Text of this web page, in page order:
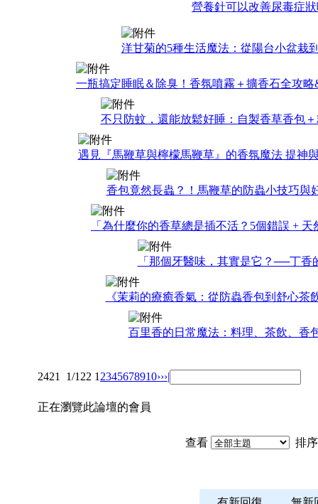
營養針可以改善尿毒症狀
洋甘菊的5種生活魔法：從陽台小盆栽
一瓶搞定睡眠＆除臭！香氛噴霧＋擴香石全攻略
不只防蚊，還能放鬆好睡：自製香草香包
遇見『馬鞭草與檸檬馬鞭草』的香氛魔法 提神
香包竟然長蟲？！馬鞭草的防蟲小技巧與
「為什麼你的香草總是插不活？5個錯誤 +
「那個牙醫味，其實是它？──丁香
《茉莉的療癒香氣：從防蟲香包到舒心茶
百里香的日常魔法：料理、茶飲、香
2421 1/122 1 2345678910›››|
正在瀏覽此論壇的會員
查看 排